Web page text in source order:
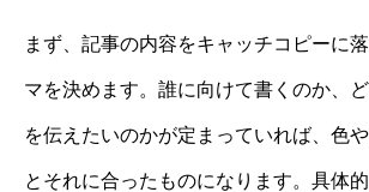
まず、記事の内容をキャッチコピーに
マを決めます。誰に向けて書くのか、
を伝えたいのかが定まっていれば、色
とそれに合ったものになります。具体